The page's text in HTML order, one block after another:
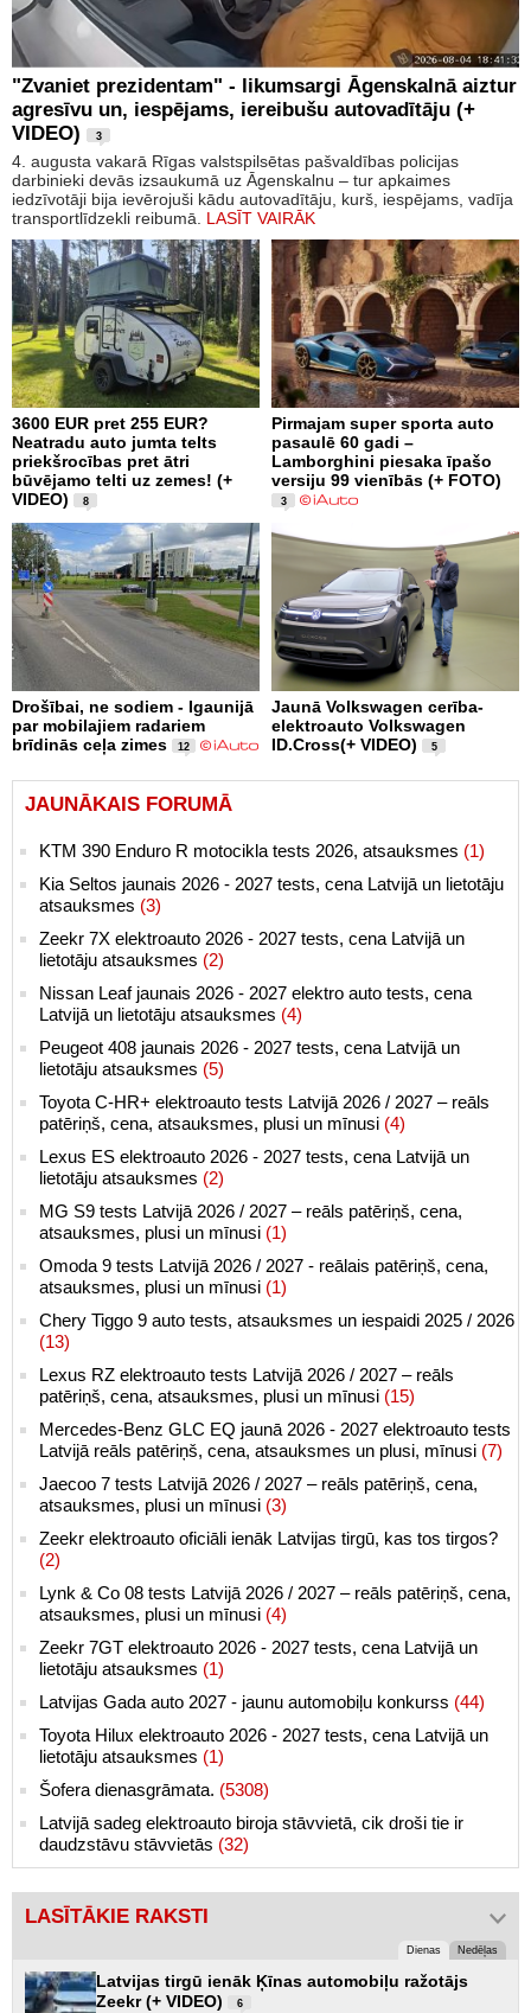
"Zvaniet prezidentam" - likumsargi Āgenskalnā aiztur
agresīvu un, iespējams, iereibušu autovadītāju (+
VIDEO)
3
4. augusta vakarā Rīgas valstspilsētas pašvaldības policijas
darbinieki devās izsaukumā uz Āgenskalnu – tur apkaimes
iedzīvotāji bija ievērojuši kādu autovadītāju, kurš, iespējams, vadīja
transportlīdzekli reibumā. LASĪT VAIRĀK
3600 EUR pret 255 EUR?
Neatradu auto jumta telts
priekšrocības pret ātri
būvējamo telti uz zemes! (+
VIDEO)
8
Pirmajam super sporta auto
pasaulē 60 gadi –
Lamborghini piesaka īpašo
versiju 99 vienībās (+ FOTO)
3
Drošībai, ne sodiem - Igaunijā
par mobilajiem radariem
brīdinās ceļa zimes
12
Jaunā Volkswagen cerība-
elektroauto Volkswagen
ID.Cross(+ VIDEO)
5
JAUNĀKAIS FORUMĀ
KTM 390 Enduro R motocikla tests 2026, atsauksmes (1)
Kia Seltos jaunais 2026 - 2027 tests, cena Latvijā un lietotāju
atsauksmes (3)
Zeekr 7X elektroauto 2026 - 2027 tests, cena Latvijā un
lietotāju atsauksmes (2)
Nissan Leaf jaunais 2026 - 2027 elektro auto tests, cena
Latvijā un lietotāju atsauksmes (4)
Peugeot 408 jaunais 2026 - 2027 tests, cena Latvijā un
lietotāju atsauksmes (5)
Toyota C-HR+ elektroauto tests Latvijā 2026 / 2027 – reāls
patēriņš, cena, atsauksmes, plusi un mīnusi (4)
Lexus ES elektroauto 2026 - 2027 tests, cena Latvijā un
lietotāju atsauksmes (2)
MG S9 tests Latvijā 2026 / 2027 – reāls patēriņš, cena,
atsauksmes, plusi un mīnusi (1)
Omoda 9 tests Latvijā 2026 / 2027 - reālais patēriņš, cena,
atsauksmes, plusi un mīnusi (1)
Chery Tiggo 9 auto tests, atsauksmes un iespaidi 2025 / 2026
(13)
Lexus RZ elektroauto tests Latvijā 2026 / 2027 – reāls
patēriņš, cena, atsauksmes, plusi un mīnusi (15)
Mercedes-Benz GLC EQ jaunā 2026 - 2027 elektroauto tests
Latvijā reāls patēriņš, cena, atsauksmes un plusi, mīnusi (7)
Jaecoo 7 tests Latvijā 2026 / 2027 – reāls patēriņš, cena,
atsauksmes, plusi un mīnusi (3)
Zeekr elektroauto oficiāli ienāk Latvijas tirgū, kas tos tirgos?
(2)
Lynk & Co 08 tests Latvijā 2026 / 2027 – reāls patēriņš, cena,
atsauksmes, plusi un mīnusi (4)
Zeekr 7GT elektroauto 2026 - 2027 tests, cena Latvijā un
lietotāju atsauksmes (1)
Latvijas Gada auto 2027 - jaunu automobiļu konkurss (44)
Toyota Hilux elektroauto 2026 - 2027 tests, cena Latvijā un
lietotāju atsauksmes (1)
Šofera dienasgrāmata. (5308)
Latvijā sadeg elektroauto biroja stāvvietā, cik droši tie ir
daudzstāvu stāvvietās (32)
LASĪTĀKIE RAKSTI
Dienas Nedēļas
Latvijas tirgū ienāk Ķīnas automobiļu ražotājs
Zeekr (+ VIDEO)
6